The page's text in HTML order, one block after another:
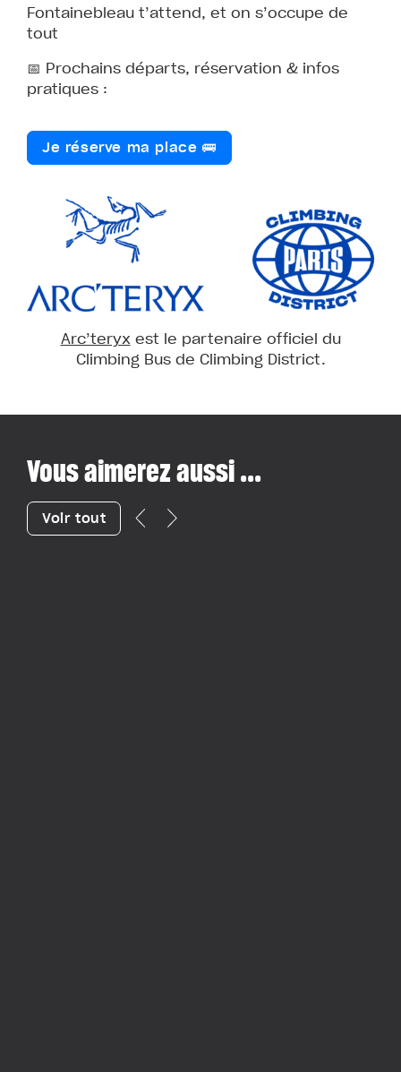
Fontainebleau t’attend, et on s’occupe de
tout
📅 Prochains départs, réservation & infos
pratiques :
Je réserve ma place 🚌
Arc’teryxest le partenaire officiel du
Climbing Bus de Climbing District.
Vous aimerez aussi ...
Voir tout